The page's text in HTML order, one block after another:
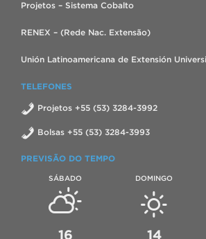
Projetos – Sistema Cobalto
RENEX – (Rede Nac. Extensão)
Unión Latinoamericana de Extensión
TELEFONES
Projetos +55 (53) 3284-3992
Bolsas +55 (53) 3284-3993
PREVISÃO DO TEMPO
SÁBADO
16
DOMINGO
14